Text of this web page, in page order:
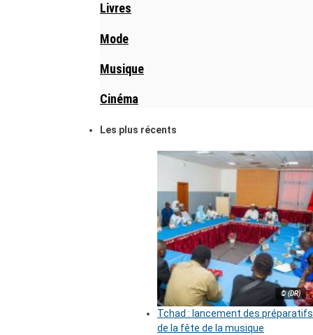
Livres
Mode
Musique
Cinéma
Les plus récents
© (DR)
Tchad : lancement des préparatifs
de la fête de la musique